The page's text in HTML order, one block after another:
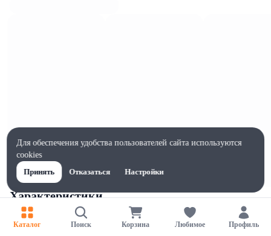
Характеристики
Ширина, мм
80
Каталог Поиск Корзина Любимое Профиль
Для обеспечения удобства пользователей сайта используются
cookies
Принять
Отказаться Настройки